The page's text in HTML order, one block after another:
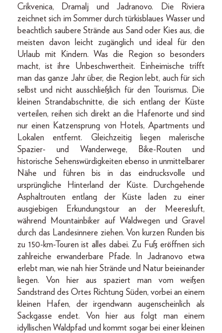
Crikvenica, Dramalj und Jadranovo. Die Riviera
zeichnet sich im Sommer durch türkisblaues Wasser und
beachtlich saubere Strände aus Sand oder Kies aus, die
meisten davon leicht zugänglich und ideal für den
Urlaub mit Kindern. Was die Region so besonders
macht, ist ihre Unbeschwertheit. Einheimische trifft
man das ganze Jahr über, die Region lebt, auch für sich
selbst und nicht ausschließlich für den Tourismus. Die
kleinen Strandabschnitte, die sich entlang der Küste
verteilen, reihen sich direkt an die Hafenorte und sind
nur einen Katzensprung von Hotels, Apartments und
Lokalen entfernt. Gleichzeitig liegen malerische
Spazier- und Wanderwege, Bike-Routen und
historische Sehenswürdigkeiten ebenso in unmittelbarer
Nähe und führen bis in das eindrucksvolle und
ursprüngliche Hinterland der Küste. Durchgehende
Asphaltrouten entlang der Küste laden zu einer
ausgiebigen Erkundungstour an der Meeresluft,
während Mountainbiker auf Waldwegen und Gravel
durch das Landesinnere ziehen. Von kurzen Runden bis
zu 150-km-Touren ist alles dabei. Zu Fuß eröffnen sich
zahlreiche erwanderbare Pfade. In Jadranovo etwa
erlebt man, wie nah hier Strände und Natur beieinander
liegen. Von hier aus spaziert man vom weißen
Sandstrand des Ortes Richtung Süden, vorbei an einem
kleinen Hafen, der irgendwann augenscheinlich als
Sackgasse endet. Von hier aus folgt man einem
idyllischen Waldpfad und kommt sogar bei einer kleinen